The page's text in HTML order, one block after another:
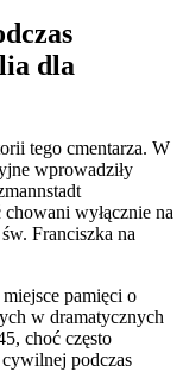
dla
tego cmentarza. W
wprowadziły
wyłącznie na
Franciszka na
pamięci o
w dramatycznych
choć często
podczas